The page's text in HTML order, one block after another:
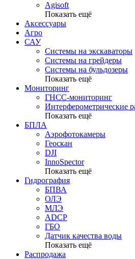
Agisoft
Показать ещё
Аксессуары
Агро
САУ
Системы на экскаваторы
Системы на грейдеры
Системы на бульдозеры
Показать ещё
Мониторинг
ГНСС-мониторинг
Интерферометрические
Показать ещё
БПЛА
Аэрофотокамеры
Геоскан
DJI
InnoSpector
Показать ещё
Гидрография
БПВА
ОЛЭ
МЛЭ
ADCP
ГБО
Датчик качества воды
Показать ещё
Распродажа